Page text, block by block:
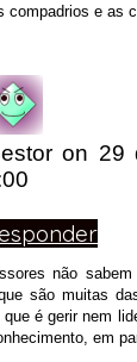
compadrios e as
on 29
não
são muitas
que é gerir nem
em